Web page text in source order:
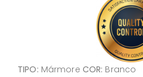
TIPO: Mármore COR: Branco